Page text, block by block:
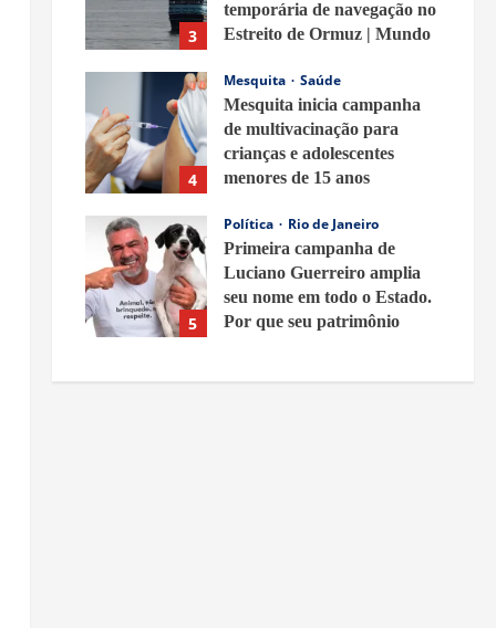
3
temporária de navegação no
Estreito de Ormuz | Mundo
4
Mesquita
Saúde
Mesquita inicia campanha
de multivacinação para
crianças e adolescentes
menores de 15 anos
5
Política
Rio de Janeiro
Primeira campanha de
Luciano Guerreiro amplia
seu nome em todo o Estado.
Por que seu patrimônio